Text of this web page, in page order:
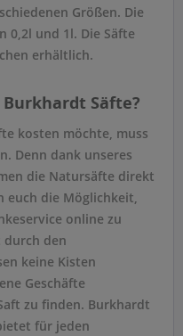
Größen. Die
0,2l und 1l. Die Säfte
erhältlich.
Säfte?
kosten möchte, muss
Denn dank unseres
die Natursäfte direkt
euch die Möglichkeit,
online zu
durch den
keine Kisten
Geschäfte
zu finden. Burkhardt
für jeden